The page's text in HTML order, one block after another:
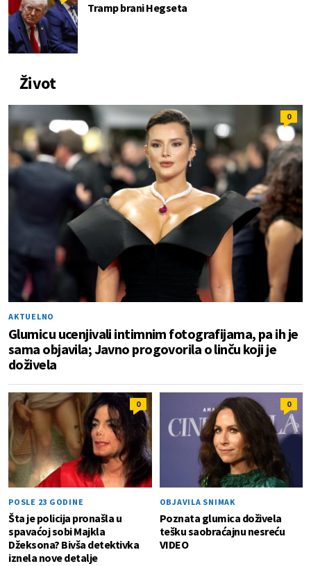
Tramp brani Hegseta
Život
0
AKTUELNO
Glumicu ucenjivali intimnim fotografijama, pa ih je
sama objavila; Javno progovorila o linču koji je
doživela
0
POSLE 23 GODINE
Šta je policija pronašla u
spavaćoj sobi Majkla
Džeksona? Bivša detektivka
iznela nove detalje
0
OBJAVILA SNIMAK
Poznata glumica doživela
tešku saobraćajnu nesreću
VIDEO